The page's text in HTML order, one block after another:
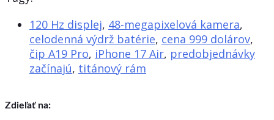
120 Hz displej, 48-megapixelová kamera,
celodenná výdrž batérie, cena 999 dolárov,
čip A19 Pro, iPhone 17 Air, predobjednávky
začínajú, titánový rám
Zdieľať na: